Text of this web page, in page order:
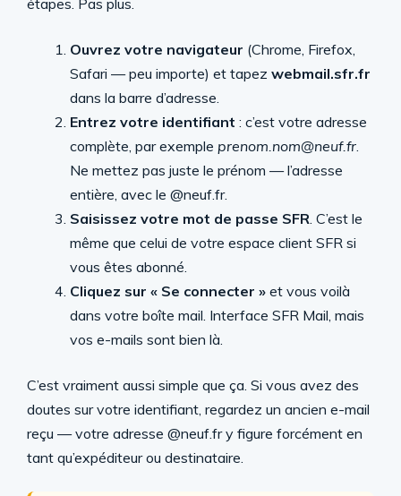
étapes. Pas plus.
Ouvrez votre navigateur (Chrome, Firefox,
Safari — peu importe) et tapez webmail.sfr.fr
dans la barre d’adresse.
Entrez votre identifiant : c’est votre adresse
complète, par exemple prenom.nom@neuf.fr.
Ne mettez pas juste le prénom — l’adresse
entière, avec le @neuf.fr.
Saisissez votre mot de passe SFR. C’est le
même que celui de votre espace client SFR si
vous êtes abonné.
Cliquez sur « Se connecter » et vous voilà
dans votre boîte mail. Interface SFR Mail, mais
vos e-mails sont bien là.
C’est vraiment aussi simple que ça. Si vous avez des
doutes sur votre identifiant, regardez un ancien e-mail
reçu — votre adresse @neuf.fr y figure forcément en
tant qu’expéditeur ou destinataire.